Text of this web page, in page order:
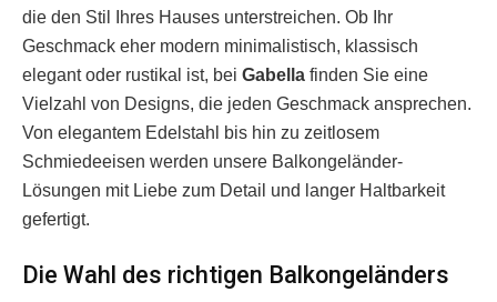
die den Stil Ihres Hauses unterstreichen. Ob Ihr
Geschmack eher modern minimalistisch, klassisch
elegant oder rustikal ist, bei Gabella finden Sie eine
Vielzahl von Designs, die jeden Geschmack ansprechen.
Von elegantem Edelstahl bis hin zu zeitlosem
Schmiedeeisen werden unsere Balkongeländer-
Lösungen mit Liebe zum Detail und langer Haltbarkeit
gefertigt.
Die Wahl des richtigen Balkongeländers